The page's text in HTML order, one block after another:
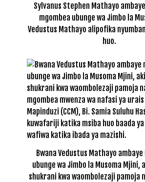
Sylvanus Stephen Mathayo
mgombea ubunge wa Jimbo la
Vedustus Mathayo alipofika
huo.
Bwana Vedustus Mathayo
ubunge wa Jimbo la Musoma Mjini,
shukrani kwa waombolezaji pamoja